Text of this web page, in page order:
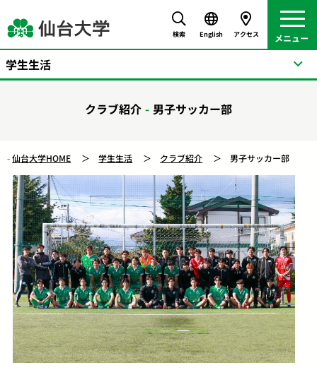
検索 English アクセス
クラブ紹介 男子サッカー部
仙台大学HOME 学生生活 クラブ紹介 男子サッカー部
学生生活